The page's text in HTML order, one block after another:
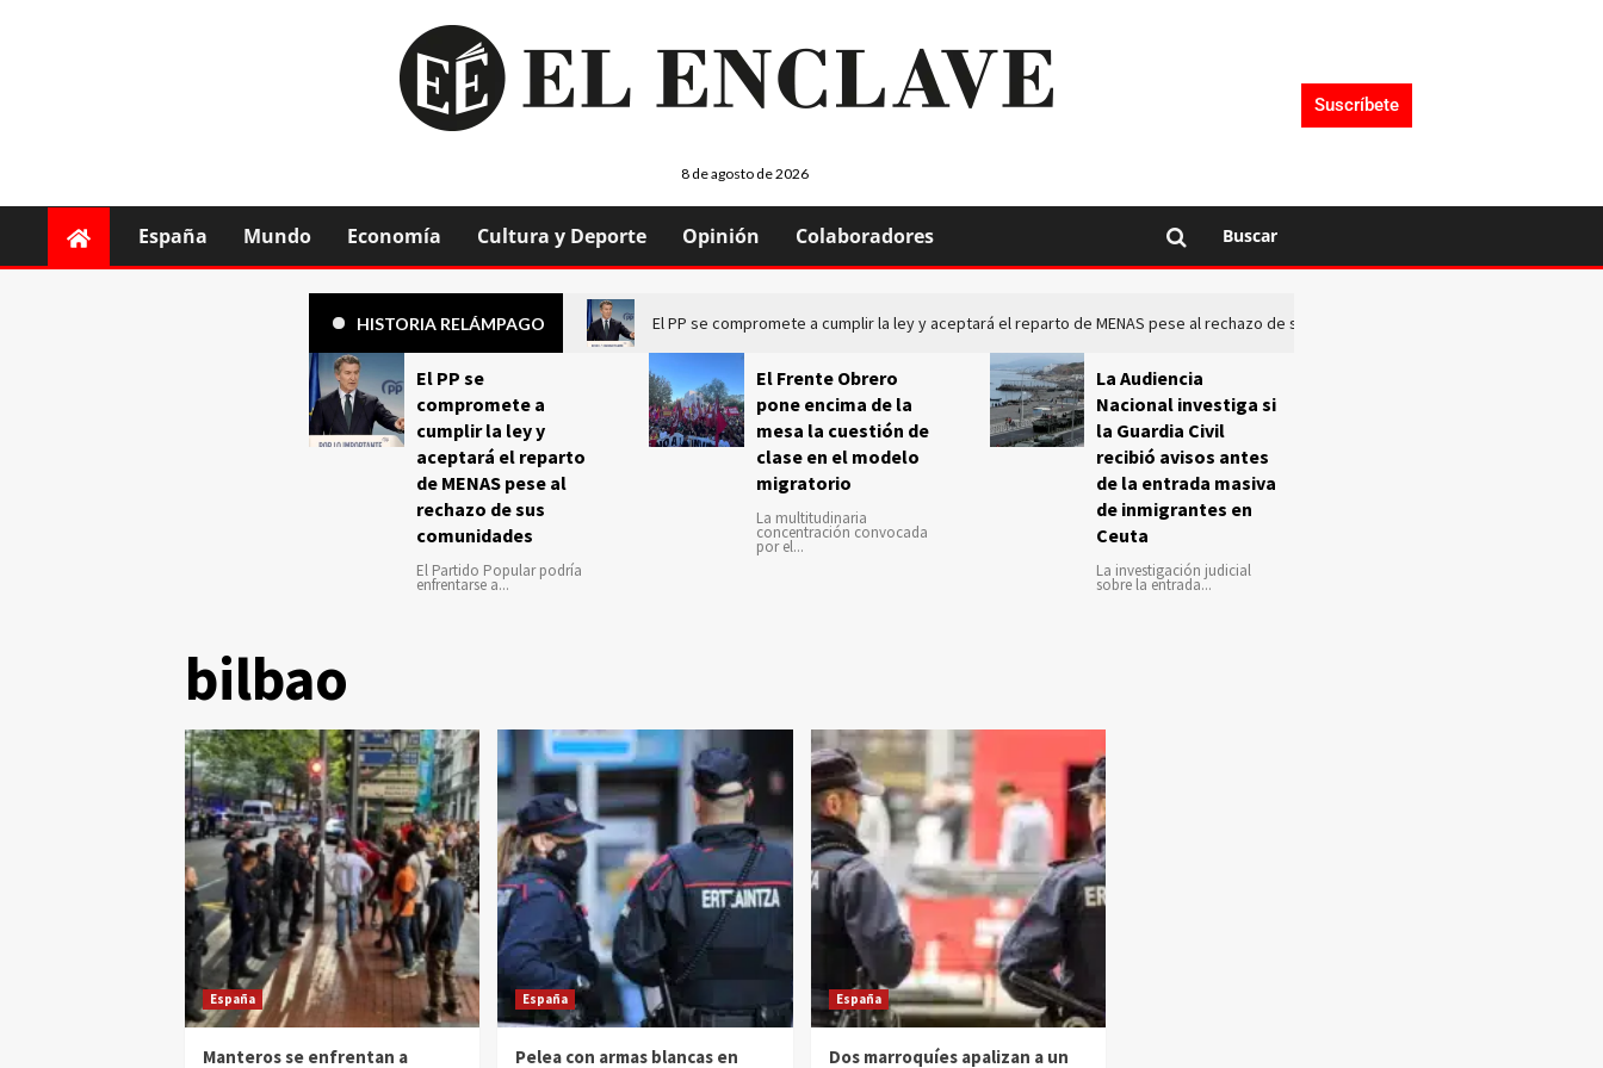
8 de agosto de 2026
Suscríbete
España Mundo Economía Cultura y Deporte Opinión Colaboradores Buscar
HISTORIA RELÁMPAGO El PP se compromete a cumplir la ley y aceptará el reparto de MENAS pese al rechazo de sus comunidades
El PP se
compromete a
cumplir la ley y
aceptará el reparto
de MENAS pese al
rechazo de sus
comunidades
El Partido Popular podría
enfrentarse a...
El Frente Obrero
pone encima de la
mesa la cuestión de
clase en el modelo
migratorio
La multitudinaria
concentración convocada
por el...
La Audiencia
Nacional investiga si
la Guardia Civil
recibió avisos antes
de la entrada masiva
de inmigrantes en
Ceuta
La investigación judicial
sobre la entrada...
bilbao
España
Manteros se enfrentan a
España
Pelea con armas blancas en
España
Dos marroquíes apalizan a un